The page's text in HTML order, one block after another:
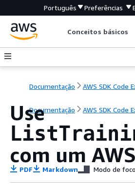
Português Preferências
Conceitos básicos
Documentação AWS SDK Code
Documentação AWS SDK Code
Use
com um
PDF Markdown Modo de foco